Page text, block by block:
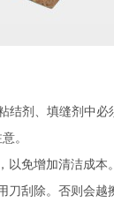
剂、填缝剂中
。
免增加清洁成本。
刮除。否则会越